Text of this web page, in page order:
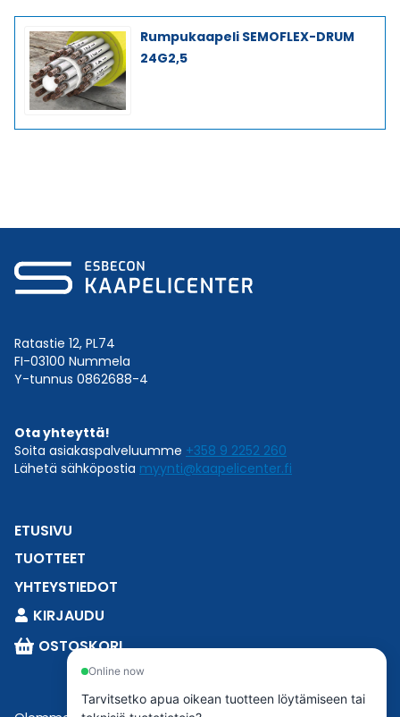
Rumpukaapeli SEMOFLEX-DRUM
24G2,5
Ratastie 12, PL74
FI-03100 Nummela
Y-tunnus 0862688-4
Ota yhteyttä!
Soita asiakaspalveluumme +358 9 2252 260
Lähetä sähköpostia myynti@kaapelicenter.fi
ETUSIVU
TUOTTEET
YHTEYSTIEDOT
KIRJAUDU
OSTOSKORI
Online now
Tarvitsetko apua oikean tuotteen löytämiseen tai